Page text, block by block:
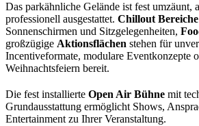
Das parkähnliche Gelände ist fest umzäunt,
professionell ausgestattet. Chillout Bereiche
Sonnenschirmen und Sitzgelegenheiten,
großzügige Aktionsflächen stehen für
Incentiveformate, modulare Eventkonzepte
Weihnachtsfeiern bereit.
Die fest installierte Open Air Bühne mit
Grundausstattung ermöglicht Shows,
Entertainment zu Ihrer Veranstaltung.